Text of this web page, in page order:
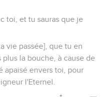
toi, et tu sauras que je
vie passée], que tu en
la bouche, à cause de
apaisé envers toi, pour
l'Eternel.